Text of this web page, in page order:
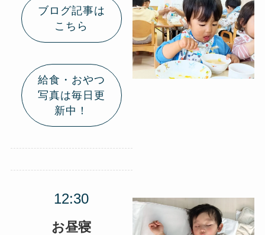
ブログ記事は
こちら
給食・おやつ
写真は毎日更
新中！
お昼寝